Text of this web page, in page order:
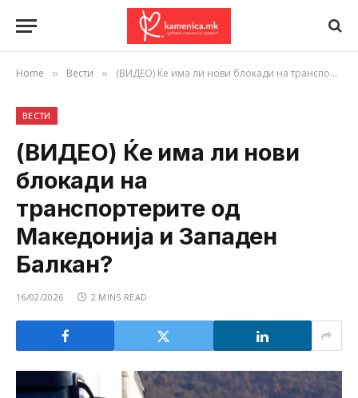
Home » Вести » (ВИДЕО) Ќе има ли нови блокади на транспортерите од Македонија и Западен Балкан?
ВЕСТИ
(ВИДЕО) Ќе има ли нови
блокади на
транспортерите од
Македонија и Западен
Балкан?
16/02/2026 2 MINS READ